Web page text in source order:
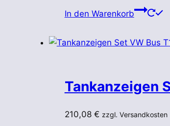
In den Warenkorb
Tankanzeigen
210,08 € zzgl. Versandkosten